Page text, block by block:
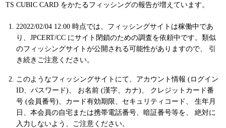
TS CUBIC CARD をかたるフィッシングの報告が増えています。
22022/02/04 12:00 時点では、フィッシングサイトは稼働中であ
り、JPCERT/CC にサイト閉鎖のための調査を依頼中です。類似
のフィッシングサイトが公開される可能性がありますので、 引
き続きご注意ください。
このようなフィッシングサイトにて、アカウント情報 (ログイン
ID、パスワード)、 お名前 (漢字、カナ)、 クレジットカード番
号 (会員番号)、カード有効期限、セキュリティコード、 生年月
日、本会員の自宅または携帯電話番号、暗証番号等を、 絶対に
入力しないよう、ご注意ください。